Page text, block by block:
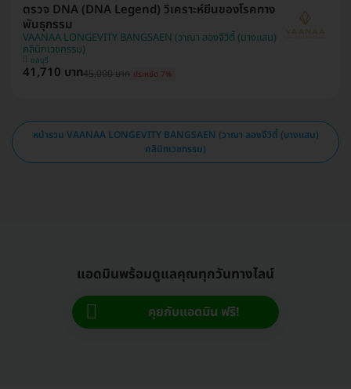
ตรวจ DNA (DNA Legend) วิเคราะห์ยีนของโรคทาง
พันธุกรรม
VAANAA LONGEVITY BANGSAEN (วาณา ลองจีวิตี้ (บางแสน)
คลินิกเวชกรรม)
ชลบุรี
41,710 บาท45,000 บาท ประหยัด 7%
หน้ารวม VAANAA LONGEVITY BANGSAEN (วาณา ลองจีวิตี้ (บางแสน)
คลินิกเวชกรรม)
แอดมินพร้อมดูแลคุณทุกวันทางไลน์
คุยกับแอดมิน ฟรี!